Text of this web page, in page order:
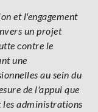
et l'engagement
un projet
contre le
une
au sein du
de l'appui que
les administrations